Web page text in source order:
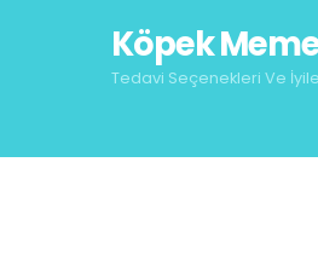
Köpek
Tedavi Seçenekleri Ve